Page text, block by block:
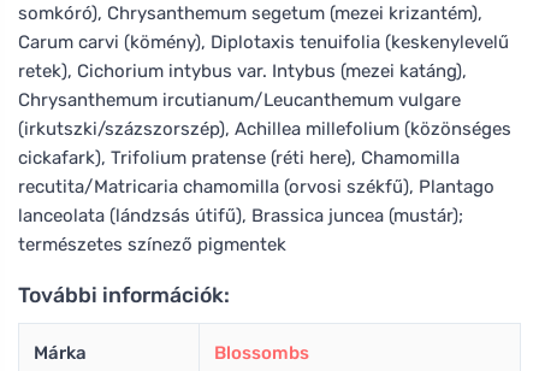
somkóró), Chrysanthemum segetum (mezei krizantém),
Carum carvi (kömény), Diplotaxis tenuifolia (keskenylevelű
retek), Cichorium intybus var. Intybus (mezei katáng),
Chrysanthemum ircutianum/Leucanthemum vulgare
(irkutszki/százszorszép), Achillea millefolium (közönséges
cickafark), Trifolium pratense (réti here), Chamomilla
recutita/Matricaria chamomilla (orvosi székfű), Plantago
lanceolata (lándzsás útifű), Brassica juncea (mustár);
természetes színező pigmentek
További információk:
Márka Blossombs